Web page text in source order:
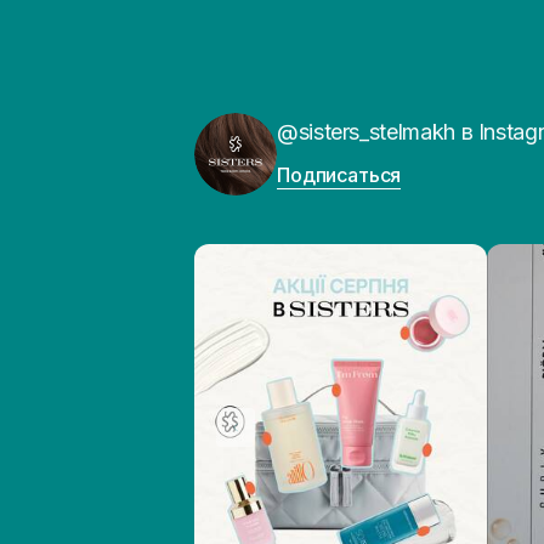
@sisters_stelmakh в
Подписаться